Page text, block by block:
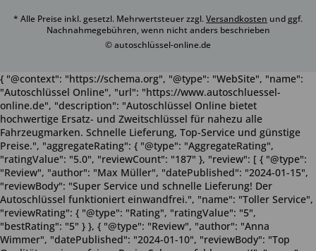
* Alle Preise inkl. gesetzl. Mehrwertsteuer zzgl.Versandkosten und ggf.
Nachnahmegebühren, wenn nicht anders beschrieben
© autoschlüssel-online.de
{ "@context": "https://schema.org", "@type": "WebSite", "name":
"Autoschlüssel Online", "url": "https://www.autoschluessel-
online.de", "description": "Autoschlüssel Online bietet
hochwertige Ersatz- und Zweitschlüssel für nahezu alle
Fahrzeugmarken. Schnelle Lieferung, Top-Service und günstige
Preise.", "aggregateRating": { "@type": "AggregateRating",
"ratingValue": "5.0", "reviewCount": "187" }, "review": [ { "@type":
"Review", "author": "Max Müller", "datePublished": "2024-01-15",
"reviewBody": "Super Service und schnelle Lieferung! Der
Autoschlüssel funktioniert einwandfrei.", "name": "Toller Service",
"reviewRating": { "@type": "Rating", "ratingValue": "5",
"bestRating": "5" } }, { "@type": "Review", "author": "Anna
Wimmer", "datePublished": "2024-01-10", "reviewBody": "Top